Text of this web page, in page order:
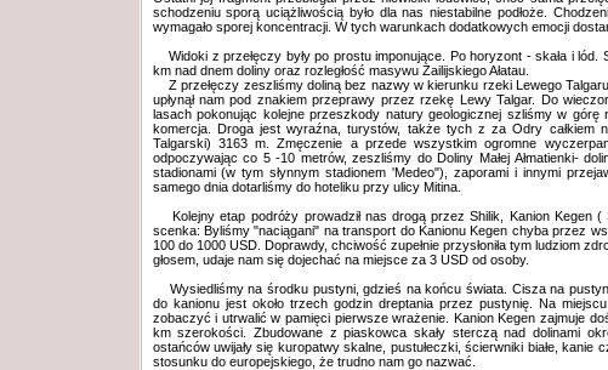
schodzeniu sporą uciążliwością było dla nas niestabilne podłoże.
wymagało sporej koncentracji. W tych warunkach dodatkowych emocji
Widoki z przełęczy były po prostu imponujące. Po horyzont - skała i
km nad dnem doliny oraz rozległość masywu Zailijskiego Ałatau.
Z przełęczy zeszliśmy doliną bez nazwy w kierunku rzeki Lewego
upłynął nam pod znakiem przeprawy przez rzekę Lewy Talgar. Do
lasach pokonując kolejne przeszkody natury geologicznej szliśmy w
komercja. Droga jest wyraźna, turystów, także tych z za Odry całkiem
Talgarski) 3163 m. Zmęczenie a przede wszystkim ogromne
odpoczywając co 5 -10 metrów, zeszliśmy do Doliny Małej Ałmatienki-
stadionami (w tym słynnym stadionem 'Medeo"), zaporami i innymi
samego dnia dotarliśmy do hoteliku przy ulicy Mitina.
Kolejny etap podróży prowadził nas drogą przez Shilik, Kanion Kegen
scenka: Byliśmy "naciągani" na transport do Kanionu Kegen chyba przez
100 do 1000 USD. Doprawdy, chciwość zupełnie przysłoniła tym ludziom
głosem, udaje nam się dojechać na miejsce za 3 USD od osoby.
Wysiedliśmy na środku pustyni, gdzieś na końcu świata. Cisza na
do kanionu jest około trzech godzin dreptania przez pustynię. Na
zobaczyć i utrwalić w pamięci pierwsze wrażenie. Kanion Kegen zajmuje
km szerokości. Zbudowane z piaskowca skały sterczą nad dolinami
ostańców uwijały się kuropatwy skalne, pustułeczki, ścierwniki białe,
stosunku do europejskiego, że trudno nam go nazwać.